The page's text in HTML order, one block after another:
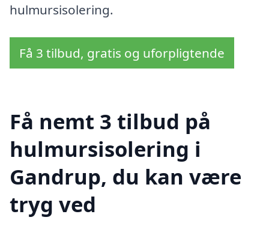
hulmursisolering.
Få 3 tilbud, gratis og uforpligtende
Få nemt 3 tilbud på
hulmursisolering i
Gandrup, du kan være
tryg ved